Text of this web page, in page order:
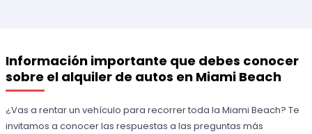
Información importante que debes conocer
sobre el alquiler de autos en Miami Beach
¿Vas a rentar un vehículo para recorrer toda la Miami Beach? Te
invitamos a conocer las respuestas a las preguntas más